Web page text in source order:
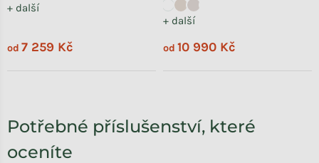
+ další
od 7 259 Kč
+ další
od 10 990 Kč
Potřebné příslušenství, které
oceníte